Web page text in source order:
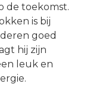
de toekomst.
is bij
goed
hij zijn
leuk en